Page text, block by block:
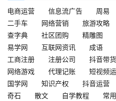
电商运营 信息流广告 周易
二手车
网络营销 旅游攻略
查字典
社区团购 精雕图
易学网
互联网资讯 成语
工商注册
注册公司 抖音带货
网络游戏
代理记账 短视频
国学网
知识产权 抖音运营
奇石
散文 自学教程 常